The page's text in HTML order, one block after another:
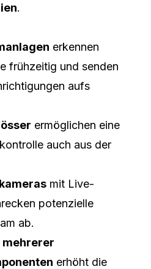
.
erkennen
frühzeitig und senden
aufs
ermöglichen eine
auch aus der
mit Live-
potenzielle
ab.
mehrerer
erhöht die